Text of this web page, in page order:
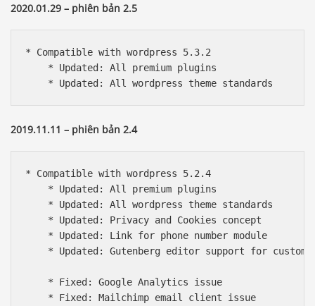
2020.01.29 – phiên bản 2.5
* Compatible with wordpress 5.3.2
    * Updated: All premium plugins
    * Updated: All wordpress theme standards
2019.11.11 – phiên bản 2.4
* Compatible with wordpress 5.2.4
    * Updated: All premium plugins
    * Updated: All wordpress theme standards
    * Updated: Privacy and Cookies concept
    * Updated: Link for phone number module
* Updated: Gutenberg editor support for custom
    * Fixed: Google Analytics issue
    * Fixed: Mailchimp email client issue